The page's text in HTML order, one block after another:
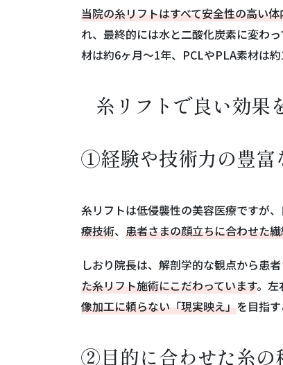
当院の糸リフトはすべて安全性の高い
れ、最終的には水と二酸化炭素に変わ
材は約6ヶ月〜1年、PCLやPLA素材は約
糸リフトで良い効果
①経験や技術力の豊富
糸リフトは低侵襲性の美容医療ですが
療技術、 患者さまの顔立ちに合わせた
しおり院長は、解剖学的な観点から患
た糸リフト施術にこだわっています。左
像加工に頼らない「現実映え」を目指す
②目的に合わせた糸の